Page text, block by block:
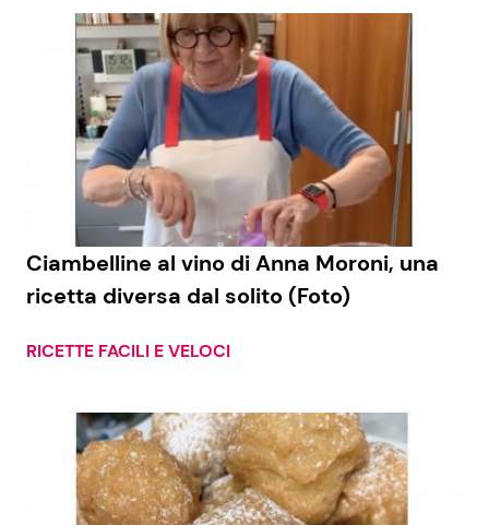
Chi siamo
Disclaimer e Privacy
Redazione
Privacy Policy
Ciambelline al vino di Anna Moroni, una
ricetta diversa dal solito (Foto)
RICETTE FACILI E VELOCI